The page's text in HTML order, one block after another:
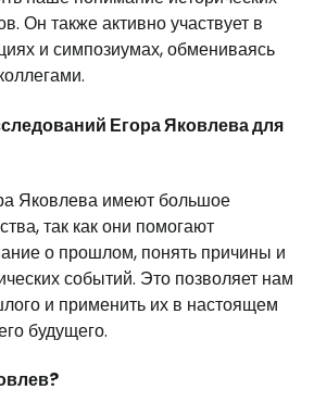
Он также активно участвует в
и симпозиумах, обмениваясь
Егора Яковлева для
Яковлева имеют большое
так как они помогают
о прошлом, понять причины и
событий. Это позволяет нам
и применить их в настоящем
будущего.